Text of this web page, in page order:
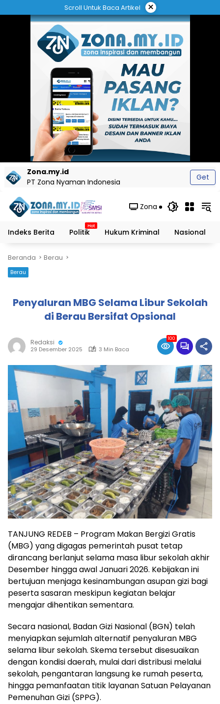
ke
Scroll Untuk Baca Artikel ×
Zona.my.id
PT Zona Nyaman Indonesia
Get
Zona
Indeks Berita Politik Hukum Kriminal Nasional
Beranda Berau
Berau
Penyaluran MBG Selama Libur Sekolah
di Berau Bersifat Opsional
Redaksi
29 Desember 2025 3 Min Baca
100
TANJUNG REDEB – Program Makan Bergizi Gratis
(MBG) yang digagas pemerintah pusat tetap
dirancang berlanjut selama masa libur sekolah akhir
Desember hingga awal Januari 2026. Kebijakan ini
bertujuan menjaga kesinambungan asupan gizi bagi
peserta sasaran meskipun kegiatan belajar
mengajar dihentikan sementara.
Secara nasional, Badan Gizi Nasional (BGN) telah
menyiapkan sejumlah alternatif penyaluran MBG
selama libur sekolah. Skema tersebut disesuaikan
dengan kondisi daerah, mulai dari distribusi melalui
sekolah, pengantaran langsung ke rumah peserta,
hingga pemanfaatan titik layanan Satuan Pelayanan
Pemenuhan Gizi (SPPG).